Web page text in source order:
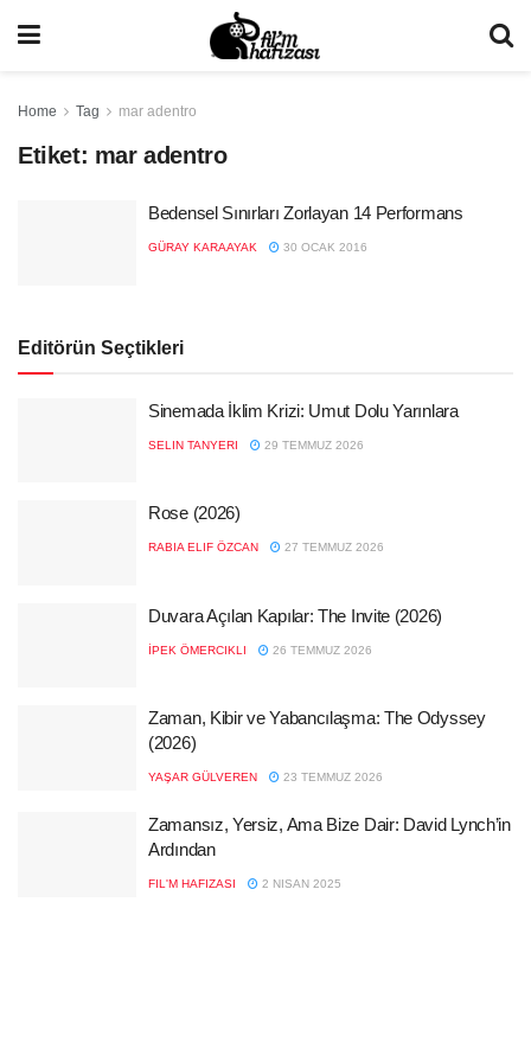
Home Tag mar adentro
Etiket: mar adentro
Bedensel Sınırları Zorlayan 14 Performans
GÜRAY KARAAYAK 30 OCAK 2016
Editörün Seçtikleri
Sinemada İklim Krizi: Umut Dolu Yarınlara
SELIN TANYERI 29 TEMMUZ 2026
Rose (2026)
RABIA ELIF ÖZCAN 27 TEMMUZ 2026
Duvara Açılan Kapılar: The Invite (2026)
İPEK ÖMERCIKLI 26 TEMMUZ 2026
Zaman, Kibir ve Yabancılaşma: The Odyssey
(2026)
YAŞAR GÜLVEREN 23 TEMMUZ 2026
Zamansız, Yersiz, Ama Bize Dair: David Lynch’in
Ardından
FIL'M HAFIZASI 2 NISAN 2025